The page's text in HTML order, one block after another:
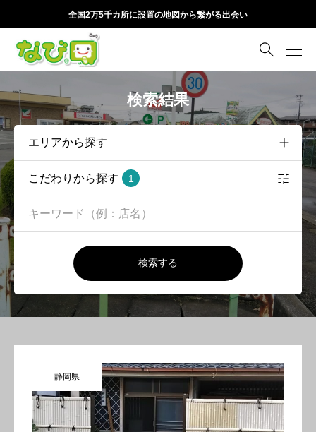
全国2万5千カ所に設置の地図から繋がる出会い

検索結果
こだわりから探す 1
検索する
静岡県